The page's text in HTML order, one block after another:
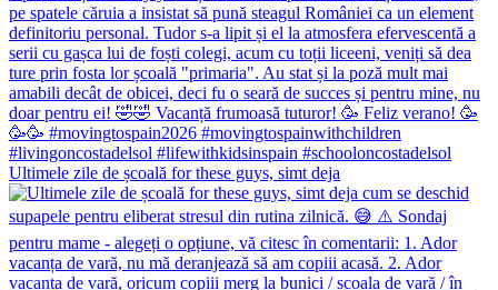
Ultimele zile de școală for these guys, simt deja